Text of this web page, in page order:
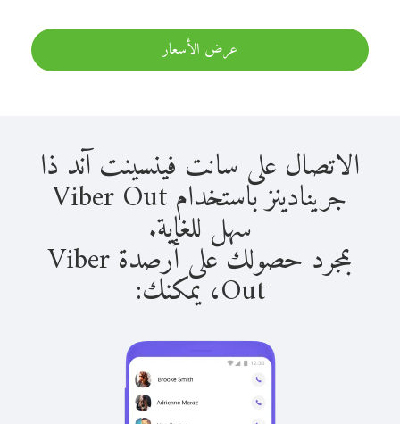
عرض الأسعار
الاتصال على سانت فينسينت آند ذا
جرينادينز باستخدام Viber Out
سهل للغاية.
بمجرد حصولك على أرصدة Viber
Out، يمكنك: